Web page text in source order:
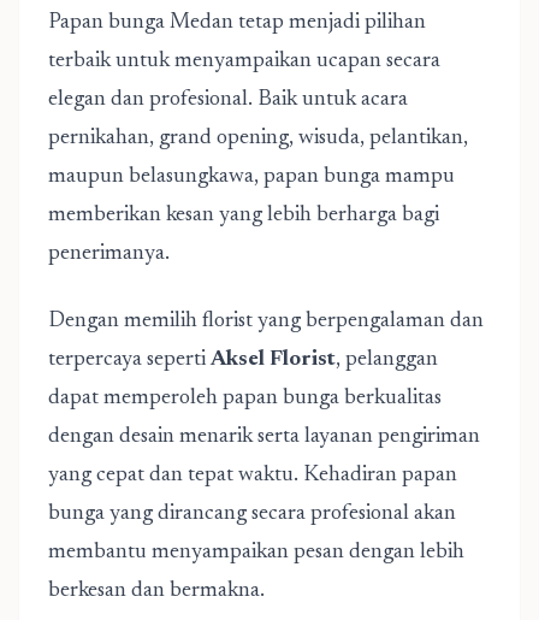
Papan bunga Medan tetap menjadi pilihan
terbaik untuk menyampaikan ucapan secara
elegan dan profesional. Baik untuk acara
pernikahan, grand opening, wisuda, pelantikan,
maupun belasungkawa, papan bunga mampu
memberikan kesan yang lebih berharga bagi
penerimanya.
Dengan memilih florist yang berpengalaman dan
terpercaya sepertiAksel Florist, pelanggan
dapat memperoleh papan bunga berkualitas
dengan desain menarik serta layanan pengiriman
yang cepat dan tepat waktu. Kehadiran papan
bunga yang dirancang secara profesional akan
membantu menyampaikan pesan dengan lebih
berkesan dan bermakna.